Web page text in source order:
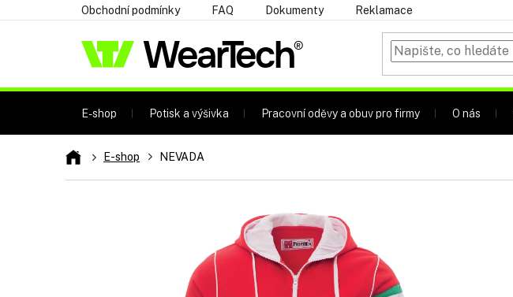
na
Obchodní podmínky FAQ Dokumenty Reklamace
E-shop Potisk a výšivka Pracovní oděvy a obuv pro firmy O nás
DomůE-shop NEVADA